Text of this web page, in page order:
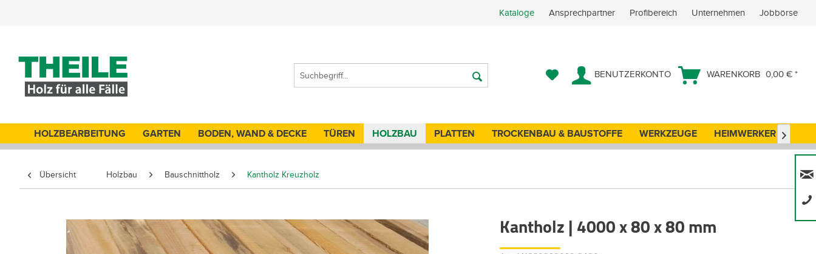
Kataloge Ansprechpartner Profibereich Unternehmen Jobbörse
BENUTZERKONTO WARENKORB 0,00 € *
HOLZBEARBEITUNG GARTEN BODEN, WAND & DECKE TÜREN HOLZBAU PLATTEN TROCKENBAU & BAUSTOFFE WERKZEUGE HEIMWERKER 
Übersicht Holzbau Bauschnittholz Kantholz Kreuzholz
Kantholz | 4000 x 80 x 80 mm